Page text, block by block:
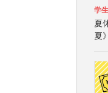
学
夏
夏》